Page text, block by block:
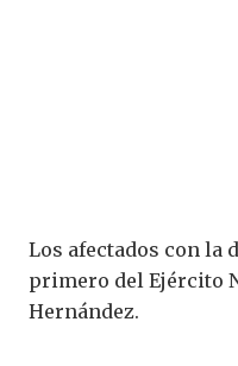
Los afectados con la
primero del Ejército
Hernández.